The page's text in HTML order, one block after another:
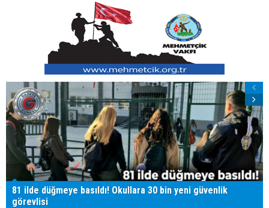
81 ilde düğmeye basıldı! Okullara 30 bin yeni güvenlik
görevlisi